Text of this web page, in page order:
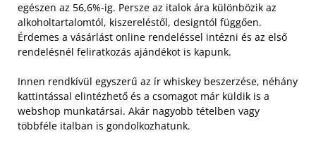
egészen az 56,6%-ig. Persze az italok ára különbözik az
alkoholtartalomtól, kiszereléstől, designtól függően.
Érdemes a vásárlást online rendeléssel intézni és az első
rendelésnél feliratkozás ajándékot is kapunk.
Innen rendkívül egyszerű az ír whiskey beszerzése, néhány
kattintással elintézhető és a csomagot már küldik is a
webshop munkatársai. Akár nagyobb tételben vagy
többféle italban is gondolkozhatunk.